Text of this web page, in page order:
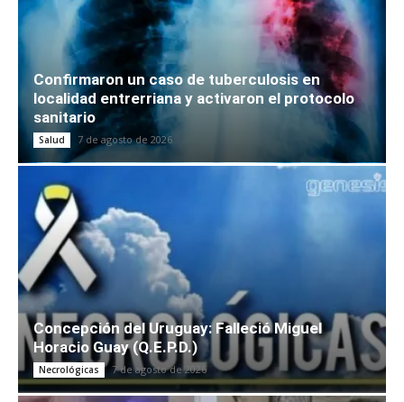
Confirmaron un caso de tuberculosis en
localidad entrerriana y activaron el protocolo
sanitario
Salud 7 de agosto de 2026
Concepción del Uruguay: Falleció Miguel
Horacio Guay (Q.E.P.D.)
Necrológicas 7 de agosto de 2026